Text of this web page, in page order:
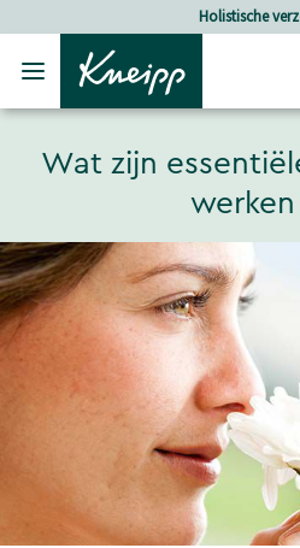
Verder gaan naar hoofdinhoud.
Verder gaan naar de footerHolistische
Wat zijn
werken